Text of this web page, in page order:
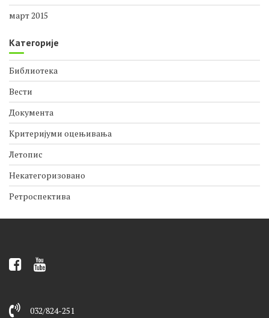
март 2017
март 2015
Категорије
Библиотека
Вести
Документа
Критеријуми оцењивања
Летопис